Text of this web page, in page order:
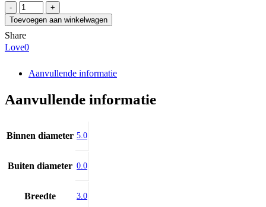
O-
RING
5x3
FPM
aantal
Toevoegen aan winkelwagen
Share
Love0
Aanvullende informatie
Aanvullende informatie
Binnen diameter 5.0
Buiten diameter 0.0
Breedte 3.0